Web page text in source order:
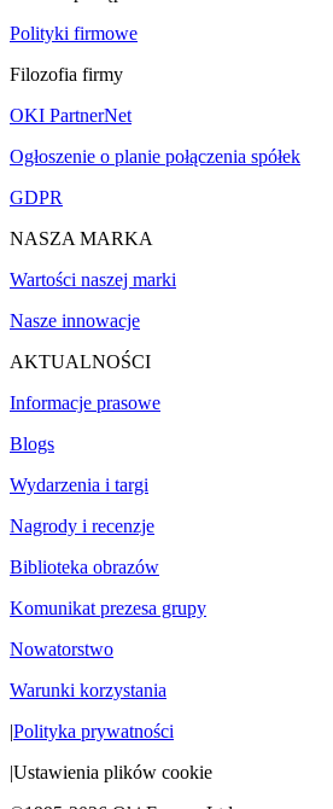
Polityki firmowe
Filozofia firmy
OKI PartnerNet
Ogłoszenie o planie połączenia spółek
GDPR
NASZA MARKA
Wartości naszej marki
Nasze innowacje
AKTUALNOŚCI
Informacje prasowe
Blogs
Wydarzenia i targi
Nagrody i recenzje
Biblioteka obrazów
Komunikat prezesa grupy
Nowatorstwo
Warunki korzystania
|Polityka prywatności
|Ustawienia plików cookie